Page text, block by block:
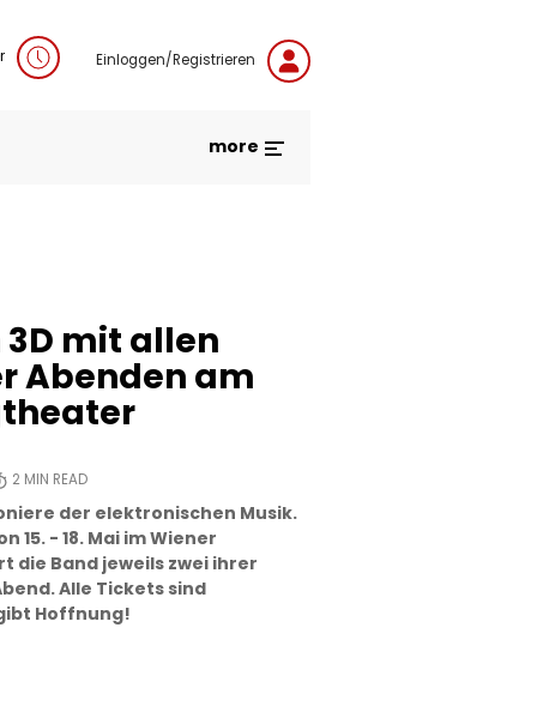
Einloggen/Registrieren
more
mit allen
Abenden am
2 MIN READ
der elektronischen Musik.
15. - 18. Mai im Wiener
Band jeweils zwei ihrer
Alle Tickets sind
Hoffnung!